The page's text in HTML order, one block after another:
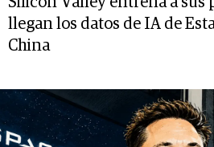
llegan los datos de IA de
China